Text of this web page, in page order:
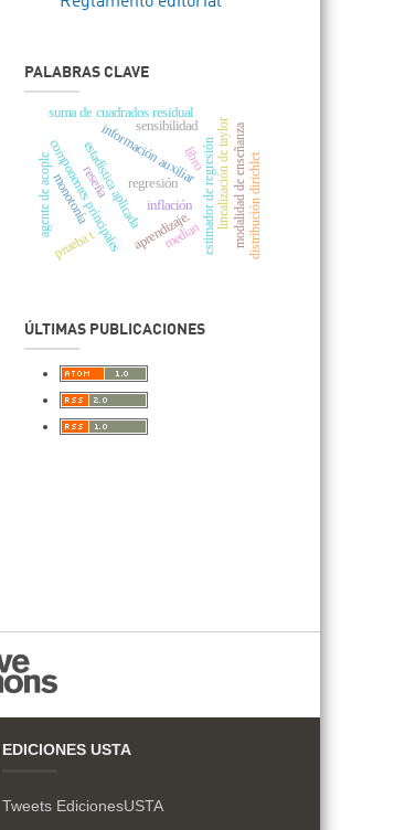
PALABRAS CLAVE
estadística aplicada
reseña
libroestimador de regresión
información auxiliar
componentes principales linealización de taylor
regresión modalidad de enseñanza
aprendizaje.
agente de acople
suma de cuadrados residual
prueba t
monotonía distribución dirichlet
sensibilidad
inflación
median
ÚLTIMAS PUBLICACIONES
EDICIONES USTA
Tweets EdicionesUSTA